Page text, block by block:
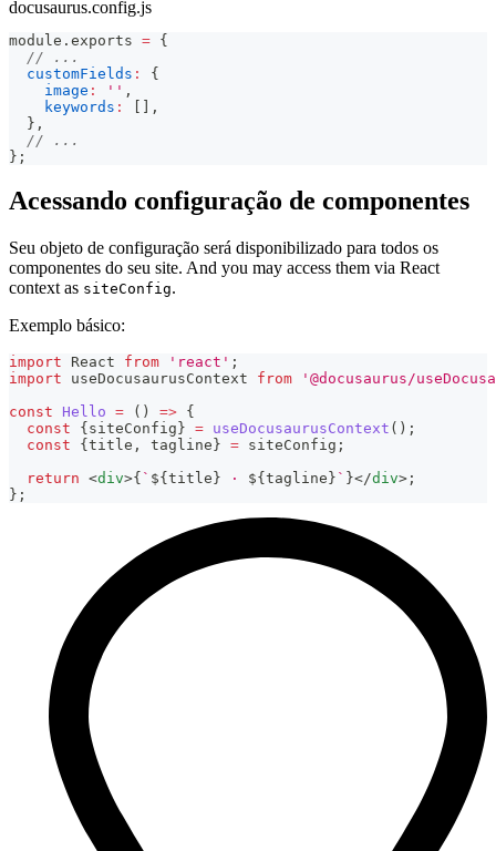
docusaurus.config.js
module . exports = {
// ...
customFields :
{
image : '' ,
keywords : [ ] ,
} ,
// ...
} ;
Acessando configuração de componentes
Seu objeto de configuração será disponibilizado para todos os
componentes do seu site. And you may access them via React
context as siteConfig.
Exemplo básico:
import React from 'react' ;
import
useDocusaurusContext from
'@docusaurus/
const
Hello = ( ) => {
const
{ siteConfig } = useDocusaurusContext ( ) ;
const
{ title , tagline } = siteConfig ;
return <div>{ ` ${ title } · ${ tagline } ` }</div> ;
} ;